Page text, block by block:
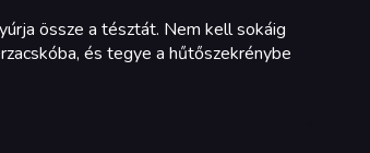
össze a tésztát. Nem kell sokáig
és tegye a hűtőszekrénybe